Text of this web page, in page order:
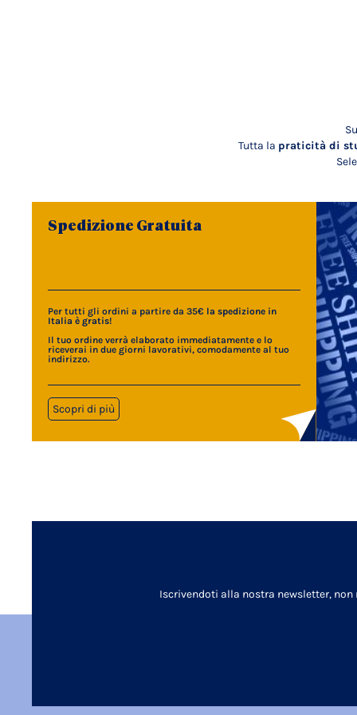
Tutta la praticità di
Spedizione Gratuita
Per tutti gli ordini a partire da 35€ la spedizione in
Italia è gratis!
Il tuo ordine verrà elaborato immediatamente e lo
riceverai in due giorni lavorativi, comodamente al tuo
indirizzo.
Scopri di più
Iscrivendoti alla nostra newsletter,